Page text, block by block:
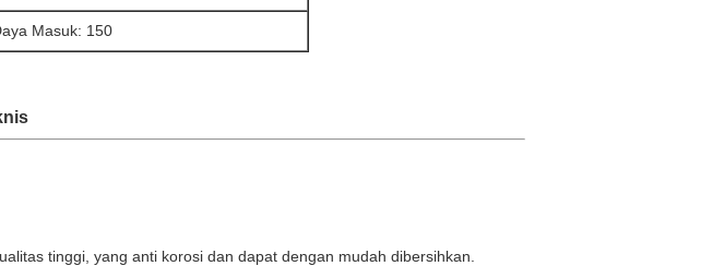
Masuk: 150
tinggi, yang anti korosi dan dapat dengan mudah dibersihkan.